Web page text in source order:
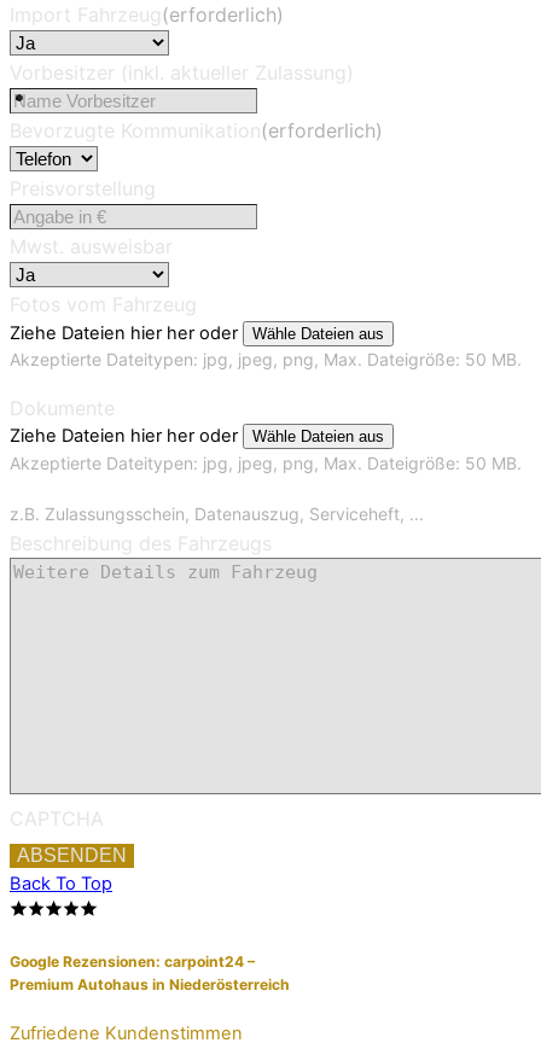
Import Fahrzeug (erforderlich)
Vorbesitzer (inkl. aktueller Zulassung)
Bevorzugte Kommunikation(erforderlich)
Preisvorstellung
Mwst. ausweisbar
Fotos vom Fahrzeug
Ziehe Dateien hier her oder Wähle Dateien aus
Akzeptierte Dateitypen: jpg, jpeg, png, Max. Dateigröße: 50 MB.
Dokumente
Ziehe Dateien hier her oder Wähle Dateien aus
Akzeptierte Dateitypen: jpg, jpeg, png, Max. Dateigröße: 50 MB.
z.B. Zulassungsschein, Datenauszug, Serviceheft, ...
Beschreibung des Fahrzeugs
CAPTCHA
Back To Top
Google Rezensionen: carpoint24 –
Premium Autohaus in Niederösterreich
Zufriedene Kundenstimmen